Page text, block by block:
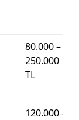
80.000 –
250.000
TL
120.000 –